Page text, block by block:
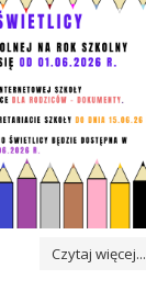
Czytaj więcej...